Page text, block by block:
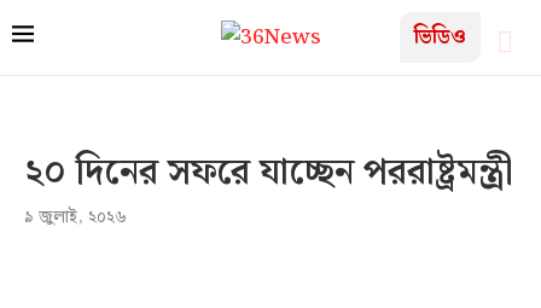
ভিডিও
২০ দিনের সফরে যাচ্ছেন পররাষ্ট্রমন্ত্রী
৯ জুলাই, ২০২৬